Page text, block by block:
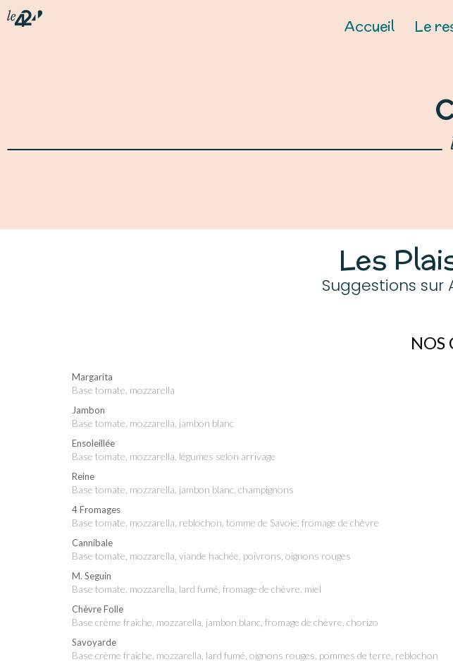
Accueil Le
Les
Suggestions sur
NOS
Margarita
base tomate, mozzarella
Jambon
base tomate, mozzarella, jambon blanc
Ensoleillée
base tomate, mozzarella, légumes selon arrivage
Reine
base tomate, mozzarella, jambon blanc, champignons
4 Fromages
base tomate, mozzarella, reblochon, tomme de Savoie, fromage de chèvre
Cannibale
base tomate, mozzarella, viande hachée, poivrons, oignons rouges
M. Seguin
base tomate, mozzarella, lard fumé, fromage de chèvre, miel
Chèvre Folle
base crème fraîche, mozzarella, jambon blanc, fromage de chèvre, chorizo
Savoyarde
base crème fraîche, mozzarella, lard fumé, oignons rouges, pommes de terre, reblochon